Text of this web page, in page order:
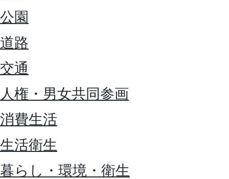
公園
道路
交通
人権・男女共同参画
消費生活
生活衛生
暮らし・環境・衛生